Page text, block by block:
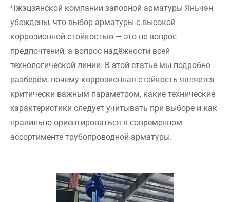
Чжэцзянской компании запорной арматуры Яньчэн
убеждены, что выбор арматуры с высокой
коррозионной стойкостью — это не вопрос
предпочтений, а вопрос надёжности всей
технологической линии. В этой статье мы подробно
разберём, почему коррозионная стойкость является
критически важным параметром, какие технические
характеристики следует учитывать при выборе и как
правильно ориентироваться в современном
ассортименте трубопроводной арматуры.